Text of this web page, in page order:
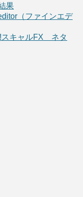
果
（ファインエデ
スキャルFX ネタ